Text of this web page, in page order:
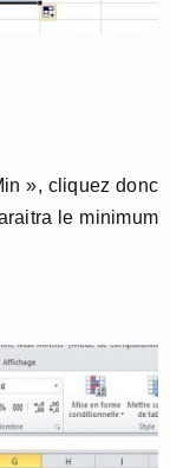
», cliquez donc
le minimum